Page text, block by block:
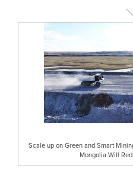
Scale up on Green and Smart
Mongolia Will